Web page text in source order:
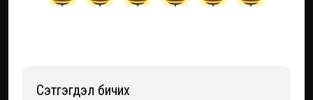
Сэтгэгдэл бичих